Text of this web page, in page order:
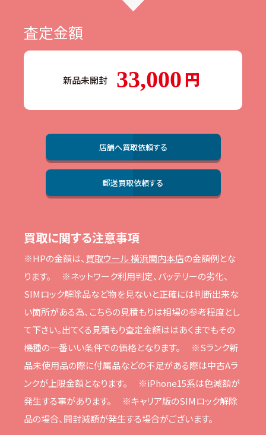
査定金額
新品未開封 33,000
店舗へ買取依頼する
郵送買取依頼する
買取に関する注意事項
※HPの⾦額は、 買取ウール 横浜関内本店の⾦額例とな
ります。
※ネットワーク利⽤判定、バッテリーの劣化、
SIMロック解除品など物を⾒ないと正確には判断出来な
い箇所がある為、こちらの⾒積もりは相場の参考程度とし
て下さい。出てくる⾒積もり査定⾦額ははあくまでもその
機種の⼀番いい条件での価格となります。
※Sランク新
品未使⽤品の際に付属品などの不⾜がある際は中古Aラ
ンクが上限⾦額となります。
※iPhone15系は⾊減額が
発⽣する事があります。
※キャリア版のSIMロック解除
品の場合、開封減額が発⽣する場合がございます。